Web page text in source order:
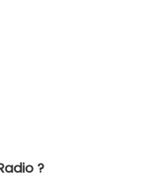
?